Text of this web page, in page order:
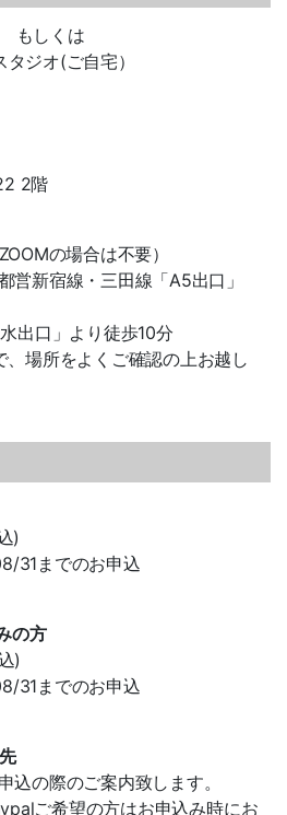
しくは
ジオ(ご自宅）
2階
ZOOMの場合は不要）
営新宿線・三田線「A5出口」
出口」より徒歩10分
場所をよくご確認の上お越し
)
31までのお申込
の方
)
31までのお申込
込の際のご案内致します。
ご希望の方はお申込み時にお